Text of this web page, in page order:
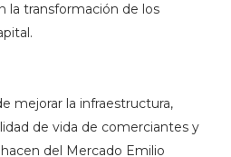
la transformación de los
mejorar la infraestructura,
de vida de comerciantes y
del Mercado Emilio